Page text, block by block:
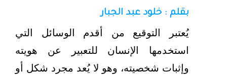
بقلم : خلود عبد الجبار
يُعتبر التوقيع من أقدم الوسائل التي
استخدمها الإنسان للتعبير عن هويته
وإثبات شخصيته، وهو لا يُعد مجرد شكل أو